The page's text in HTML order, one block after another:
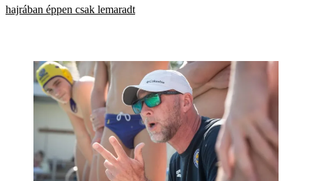
hajrában éppen csak lemaradt